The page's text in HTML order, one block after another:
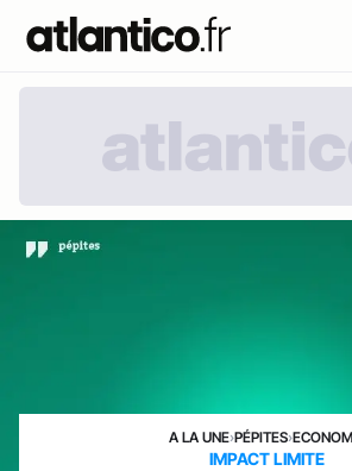
A LA UNE›PÉPITES›
IMPACT LIMITE